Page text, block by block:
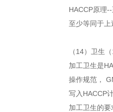
HACCP原理
至少等同于
（14）卫生
加工卫生是
操作规范，
写入HACCP
加工卫生的